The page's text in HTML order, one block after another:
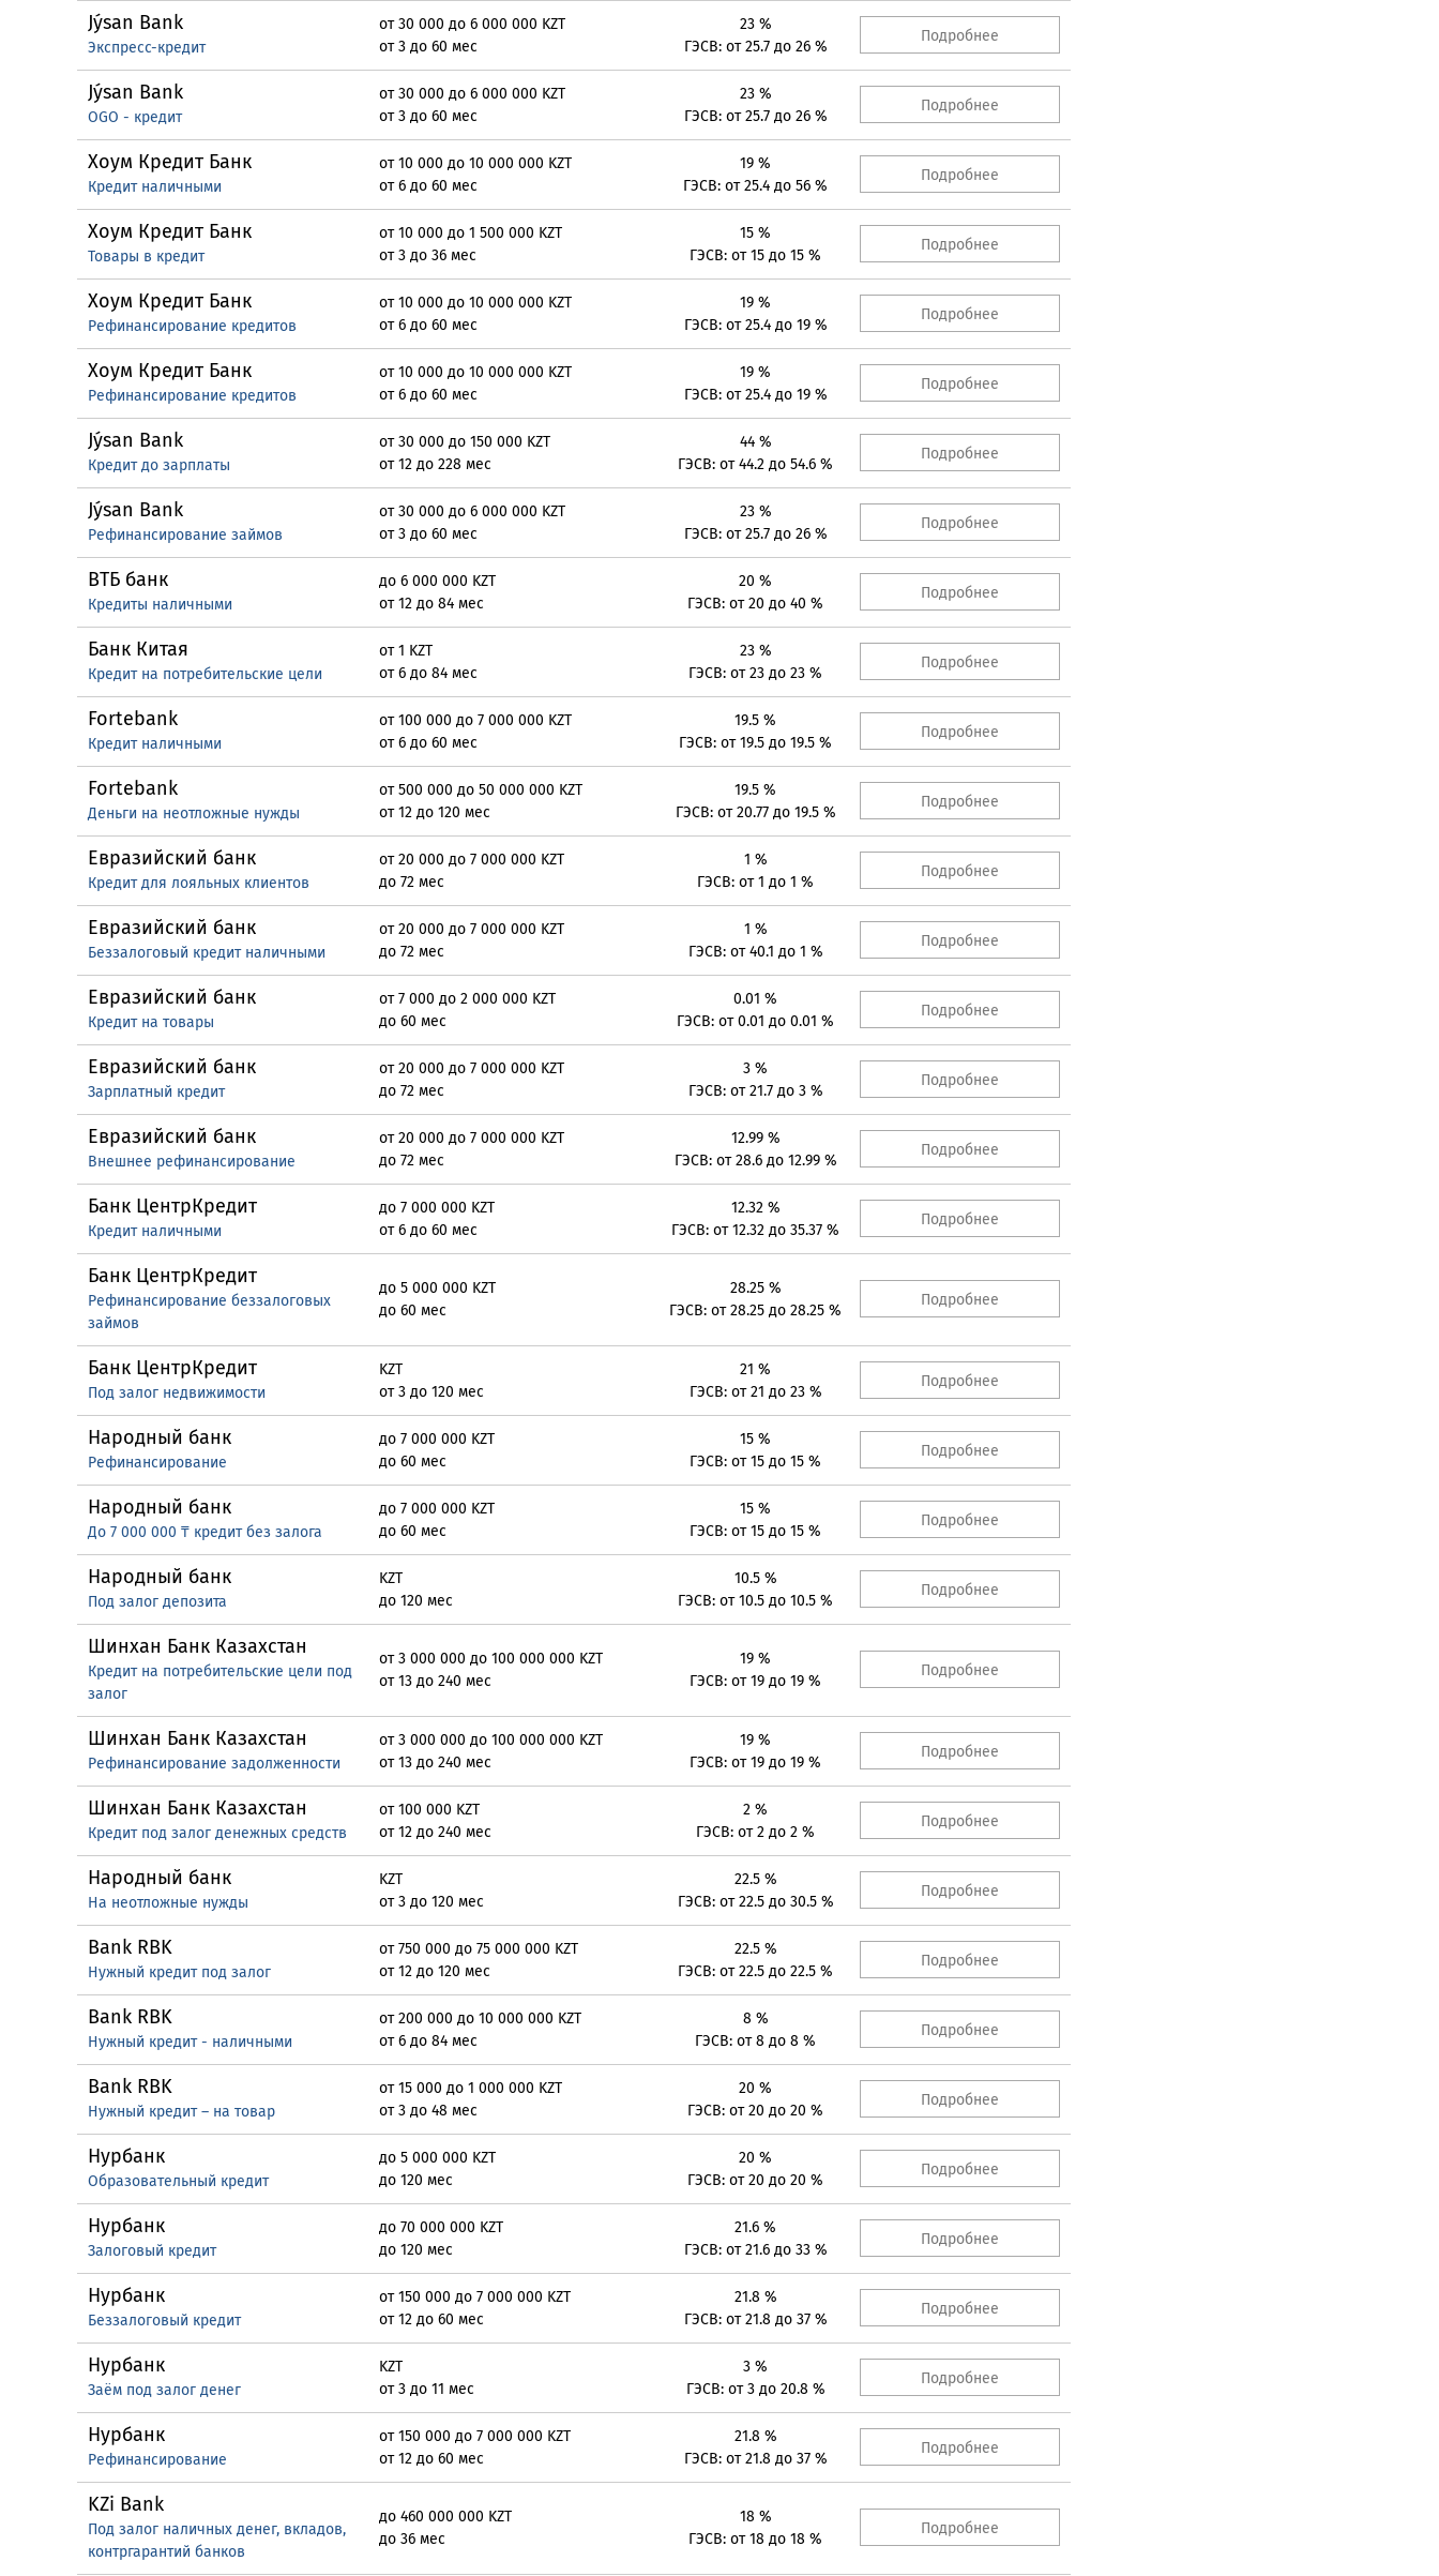
Jýsan Bank
Экспресс-кредит
от 30 000 до 6 000 000 KZT
от 3 до 60 мес
23 %
ГЭСВ: от 25.7 до 26 %
Подробнее
Jýsan Bank
OGO - кредит
от 30 000 до 6 000 000 KZT
от 3 до 60 мес
23 %
ГЭСВ: от 25.7 до 26 %
Подробнее
Хоум Кредит Банк
Кредит наличными
от 10 000 до 10 000 000 KZT
от 6 до 60 мес
19 %
ГЭСВ: от 25.4 до 56 %
Подробнее
Хоум Кредит Банк
Товары в кредит
от 10 000 до 1 500 000 KZT
от 3 до 36 мес
15 %
ГЭСВ: от 15 до 15 %
Подробнее
Хоум Кредит Банк
Рефинансирование кредитов
от 10 000 до 10 000 000 KZT
от 6 до 60 мес
19 %
ГЭСВ: от 25.4 до 19 %
Подробнее
Хоум Кредит Банк
Рефинансирование кредитов
от 10 000 до 10 000 000 KZT
от 6 до 60 мес
19 %
ГЭСВ: от 25.4 до 19 %
Подробнее
Jýsan Bank
Кредит до зарплаты
от 30 000 до 150 000 KZT
от 12 до 228 мес
44 %
ГЭСВ: от 44.2 до 54.6 %
Подробнее
Jýsan Bank
Рефинансирование займов
от 30 000 до 6 000 000 KZT
от 3 до 60 мес
23 %
ГЭСВ: от 25.7 до 26 %
Подробнее
ВТБ банк
Кредиты наличными
до 6 000 000 KZT
от 12 до 84 мес
20 %
ГЭСВ: от 20 до 40 %
Подробнее
Банк Китая
Кредит на потребительские цели
от 1 KZT
от 6 до 84 мес
23 %
ГЭСВ: от 23 до 23 %
Подробнее
Fortebank
Кредит наличными
от 100 000 до 7 000 000 KZT
от 6 до 60 мес
19.5 %
ГЭСВ: от 19.5 до 19.5 %
Подробнее
Fortebank
Деньги на неотложные нужды
от 500 000 до 50 000 000 KZT
от 12 до 120 мес
19.5 %
ГЭСВ: от 20.77 до 19.5 %
Подробнее
Евразийский банк
Кредит для лояльных клиентов
от 20 000 до 7 000 000 KZT
до 72 мес
1 %
ГЭСВ: от 1 до 1 %
Подробнее
Евразийский банк
Беззалоговый кредит наличными
от 20 000 до 7 000 000 KZT
до 72 мес
1 %
ГЭСВ: от 40.1 до 1 %
Подробнее
Евразийский банк
Кредит на товары
от 7 000 до 2 000 000 KZT
до 60 мес
0.01 %
ГЭСВ: от 0.01 до 0.01 %
Подробнее
Евразийский банк
Зарплатный кредит
от 20 000 до 7 000 000 KZT
до 72 мес
3 %
ГЭСВ: от 21.7 до 3 %
Подробнее
Евразийский банк
Внешнее рефинансирование
от 20 000 до 7 000 000 KZT
до 72 мес
12.99 %
ГЭСВ: от 28.6 до 12.99 %
Подробнее
Банк ЦентрКредит
Кредит наличными
до 7 000 000 KZT
от 6 до 60 мес
12.32 %
ГЭСВ: от 12.32 до 35.37 %
Подробнее
Банк ЦентрКредит
Рефинансирование беззалоговых
займов
до 5 000 000 KZT
до 60 мес
28.25 %
ГЭСВ: от 28.25 до 28.25 %
Подробнее
Банк ЦентрКредит
Под залог недвижимости
KZT
от 3 до 120 мес
21 %
ГЭСВ: от 21 до 23 %
Подробнее
Народный банк
Рефинансирование
до 7 000 000 KZT
до 60 мес
15 %
ГЭСВ: от 15 до 15 %
Подробнее
Народный банк
До 7 000 000 ₸ кредит без залога
до 7 000 000 KZT
до 60 мес
15 %
ГЭСВ: от 15 до 15 %
Подробнее
Народный банк
Под залог депозита
KZT
до 120 мес
10.5 %
ГЭСВ: от 10.5 до 10.5 %
Подробнее
Шинхан Банк Казахстан
Кредит на потребительские цели под
залог
от 3 000 000 до 100 000 000 KZT
от 13 до 240 мес
19 %
ГЭСВ: от 19 до 19 %
Подробнее
Шинхан Банк Казахстан
Рефинансирование задолженности
от 3 000 000 до 100 000 000 KZT
от 13 до 240 мес
19 %
ГЭСВ: от 19 до 19 %
Подробнее
Шинхан Банк Казахстан
Кредит под залог денежных средств
от 100 000 KZT
от 12 до 240 мес
2 %
ГЭСВ: от 2 до 2 %
Подробнее
Народный банк
На неотложные нужды
KZT
от 3 до 120 мес
22.5 %
ГЭСВ: от 22.5 до 30.5 %
Подробнее
Bank RBK
Нужный кредит под залог
от 750 000 до 75 000 000 KZT
от 12 до 120 мес
22.5 %
ГЭСВ: от 22.5 до 22.5 %
Подробнее
Bank RBK
Нужный кредит - наличными
от 200 000 до 10 000 000 KZT
от 6 до 84 мес
8 %
ГЭСВ: от 8 до 8 %
Подробнее
Bank RBK
Нужный кредит – на товар
от 15 000 до 1 000 000 KZT
от 3 до 48 мес
20 %
ГЭСВ: от 20 до 20 %
Подробнее
Нурбанк
Образовательный кредит
до 5 000 000 KZT
до 120 мес
20 %
ГЭСВ: от 20 до 20 %
Подробнее
Нурбанк
Залоговый кредит
до 70 000 000 KZT
до 120 мес
21.6 %
ГЭСВ: от 21.6 до 33 %
Подробнее
Нурбанк
Беззалоговый кредит
от 150 000 до 7 000 000 KZT
от 12 до 60 мес
21.8 %
ГЭСВ: от 21.8 до 37 %
Подробнее
Нурбанк
Заём под залог денег
KZT
от 3 до 11 мес
3 %
ГЭСВ: от 3 до 20.8 %
Подробнее
Нурбанк
Рефинансирование
от 150 000 до 7 000 000 KZT
от 12 до 60 мес
21.8 %
ГЭСВ: от 21.8 до 37 %
Подробнее
KZi Bank
Под залог наличных денег, вкладов,
контргарантий банков
до 460 000 000 KZT
до 36 мес
18 %
ГЭСВ: от 18 до 18 %
Подробнее